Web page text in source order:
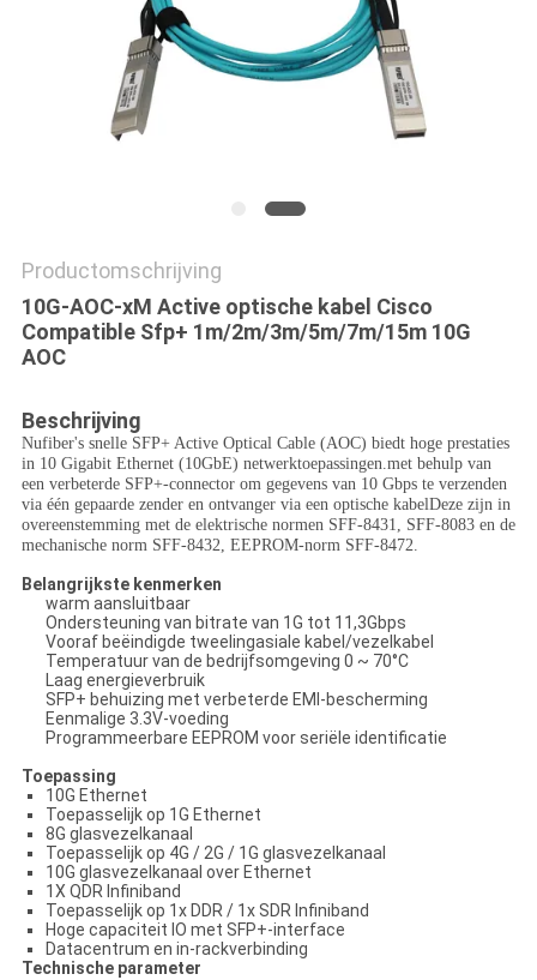
Productomschrijving
10G-AOC-xM Active optische kabel Cisco
Compatible Sfp+ 1m/2m/3m/5m/7m/15m 10G
AOC
Beschrijving
Nufiber's snelle SFP+ Active Optical Cable (AOC) biedt hoge prestaties
in 10 Gigabit Ethernet (10GbE) netwerktoepassingen.met behulp van
een verbeterde SFP+-connector om gegevens van 10 Gbps te verzenden
via één gepaarde zender en ontvanger via een optische kabelDeze zijn in
overeenstemming met de elektrische normen SFF-8431, SFF-8083 en de
mechanische norm SFF-8432, EEPROM-norm SFF-8472.
Belangrijkste kenmerken
warm aansluitbaar
Ondersteuning van bitrate van 1G tot 11,3Gbps
Vooraf beëindigde tweelingasiale kabel/vezelkabel
Temperatuur van de bedrijfsomgeving 0 ~ 70°C
Laag energieverbruik
SFP+ behuizing met verbeterde EMI-bescherming
Eenmalige 3.3V-voeding
Programmeerbare EEPROM voor seriële identificatie
Toepassing
10G Ethernet
Toepasselijk op 1G Ethernet
8G glasvezelkanaal
Toepasselijk op 4G / 2G / 1G glasvezelkanaal
10G glasvezelkanaal over Ethernet
1X QDR Infiniband
Toepasselijk op 1x DDR / 1x SDR Infiniband
Hoge capaciteit IO met SFP+-interface
Datacentrum en in-rackverbinding
Technische parameter